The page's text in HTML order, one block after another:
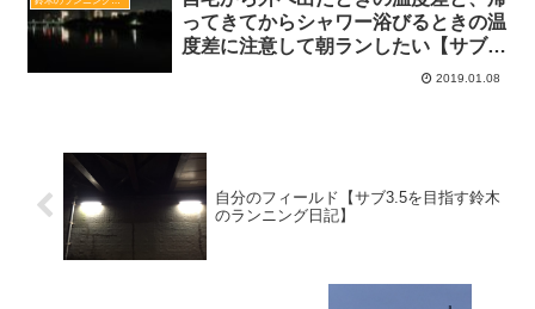
ってきてからシャワー浴びるときの温
度差に注意して朝ランしたい【サブ
2019.01.08
自分のフィールド【サブ3.5を目指す鈴木
のランニング日記】